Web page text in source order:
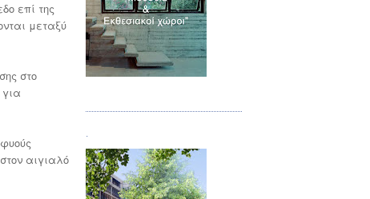
επί της
μεταξύ
στο
αιγιαλό
.